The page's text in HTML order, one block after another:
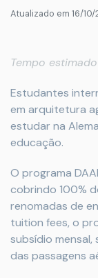
Atualizado em 16/
Tempo
Estudantes
em arquitetura
estudar na
educação.
O programa
cobrindo 100%
renomadas de
tuition fees, o
subsídio
das passagens